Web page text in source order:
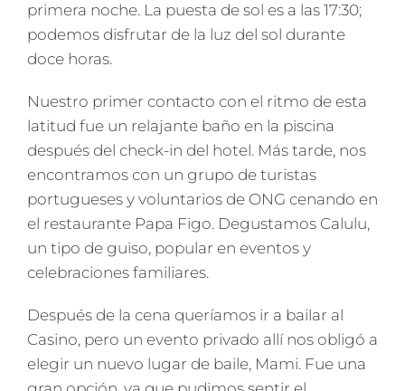
primera noche. La puesta de sol es a las 17:30;
podemos disfrutar de la luz del sol durante
doce horas.
Nuestro primer contacto con el ritmo de esta
latitud fue un relajante baño en la piscina
después del check-in del hotel. Más tarde, nos
encontramos con un grupo de turistas
portugueses y voluntarios de ONG cenando en
el restaurante Papa Figo. Degustamos Calulu,
un tipo de guiso, popular en eventos y
celebraciones familiares.
Después de la cena queríamos ir a bailar al
Casino, pero un evento privado allí nos obligó a
elegir un nuevo lugar de baile, Mami. Fue una